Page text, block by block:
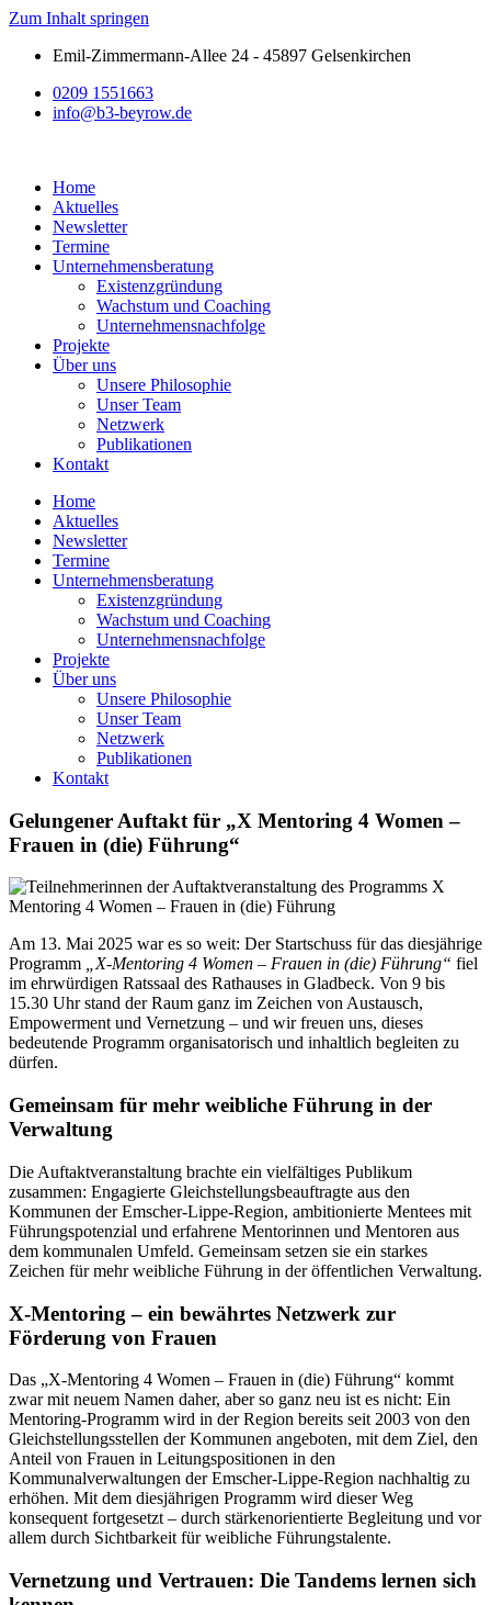
Zum Inhalt springen
Emil-Zimmermann-Allee 24 - 45897 Gelsenkirchen
0209 1551663
info@b3-beyrow.de
Home
Aktuelles
Newsletter
Termine
Unternehmensberatung
Existenzgründung
Wachstum und Coaching
Unternehmensnachfolge
Projekte
Über uns
Unsere Philosophie
Unser Team
Netzwerk
Publikationen
Kontakt
Home
Aktuelles
Newsletter
Termine
Unternehmensberatung
Existenzgründung
Wachstum und Coaching
Unternehmensnachfolge
Projekte
Über uns
Unsere Philosophie
Unser Team
Netzwerk
Publikationen
Kontakt
Gelungener Auftakt für „X Mentoring 4 Women –
Frauen in (die) Führung“
Am 13. Mai 2025 war es so weit: Der Startschuss für das diesjährige
Programm „X-Mentoring 4 Women – Frauen in (die) Führung“ fiel
im ehrwürdigen Ratssaal des Rathauses in Gladbeck. Von 9 bis
15.30 Uhr stand der Raum ganz im Zeichen von Austausch,
Empowerment und Vernetzung – und wir freuen uns, dieses
bedeutende Programm organisatorisch und inhaltlich begleiten zu
dürfen.
Gemeinsam für mehr weibliche Führung in der
Verwaltung
Die Auftaktveranstaltung brachte ein vielfältiges Publikum
zusammen: Engagierte Gleichstellungsbeauftragte aus den
Kommunen der Emscher-Lippe-Region, ambitionierte Mentees mit
Führungspotenzial und erfahrene Mentorinnen und Mentoren aus
dem kommunalen Umfeld. Gemeinsam setzen sie ein starkes
Zeichen für mehr weibliche Führung in der öffentlichen Verwaltung.
X-Mentoring – ein bewährtes Netzwerk zur
Förderung von Frauen
Das „X-Mentoring 4 Women – Frauen in (die) Führung“ kommt
zwar mit neuem Namen daher, aber so ganz neu ist es nicht: Ein
Mentoring-Programm wird in der Region bereits seit 2003 von den
Gleichstellungsstellen der Kommunen angeboten, mit dem Ziel, den
Anteil von Frauen in Leitungspositionen in den
Kommunalverwaltungen der Emscher-Lippe-Region nachhaltig zu
erhöhen. Mit dem diesjährigen Programm wird dieser Weg
konsequent fortgesetzt – durch stärkenorientierte Begleitung und vor
allem durch Sichtbarkeit für weibliche Führungstalente.
Vernetzung und Vertrauen: Die Tandems lernen sich